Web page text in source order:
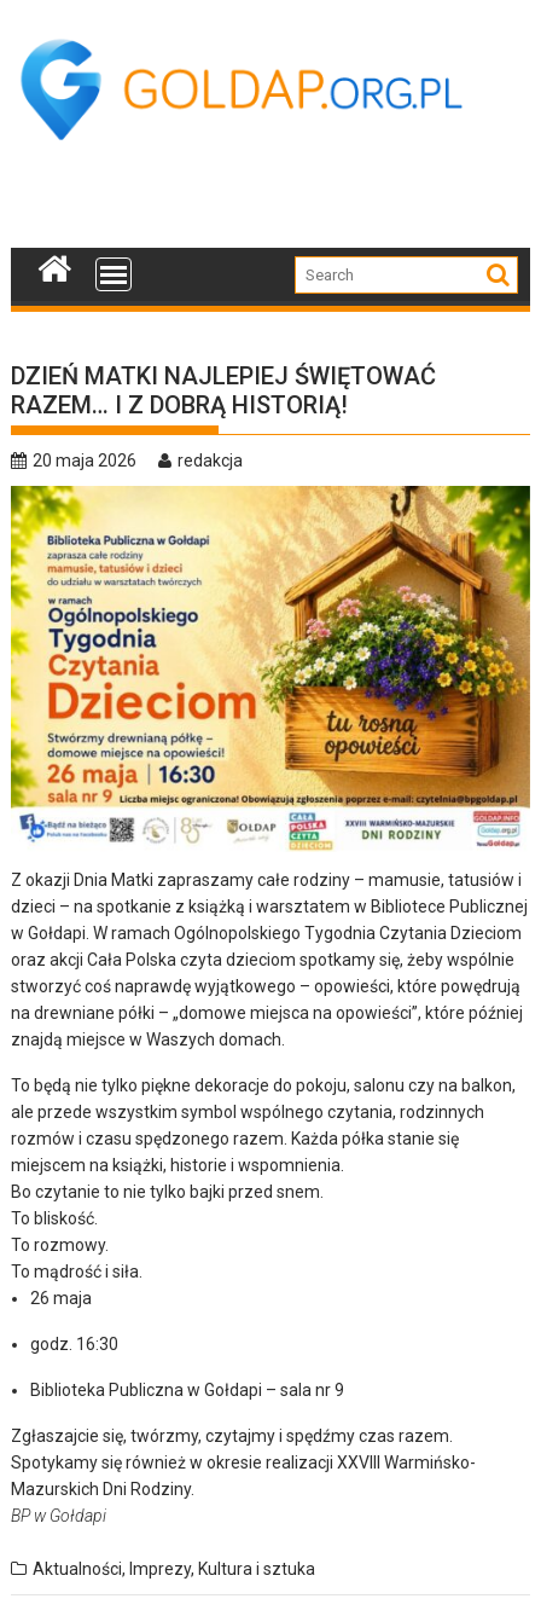
content
DZIEŃ MATKI NAJLEPIEJ ŚWIĘTOWAĆ
RAZEM… I Z DOBRĄ HISTORIĄ!
20 maja 2026 redakcja
Z okazji Dnia Matki zapraszamy całe rodziny – mamusie, tatusiów i
dzieci – na spotkanie z książką i warsztatem w Bibliotece Publicznej
w Gołdapi.W ramach Ogólnopolskiego Tygodnia Czytania Dzieciom
oraz akcjiCała Polska czyta dzieciom spotkamy się, żeby wspólnie
stworzyć coś naprawdę wyjątkowego – opowieści, które powędrują
na drewniane półki – „domowe miejsca na opowieści”, które później
znajdą miejsce w Waszych domach.
To będą nie tylko piękne dekoracje do pokoju, salonu czy na balkon,
ale przede wszystkim symbol wspólnego czytania, rodzinnych
rozmów i czasu spędzonego razem. Każda półka stanie się
miejscem na książki, historie i wspomnienia.
Bo czytanie to nie tylko bajki przed snem.
To bliskość.
To rozmowy.
To mądrość i siła.
26 maja
godz. 16:30
Biblioteka Publiczna w Gołdapi – sala nr 9
Zgłaszajcie się, twórzmy, czytajmy i spędźmy czas razem.
Spotykamy się również w okresie realizacji XXVIII Warmińsko-
Mazurskich Dni Rodziny.
BP w Gołdapi
Aktualności, Imprezy, Kultura i sztuka